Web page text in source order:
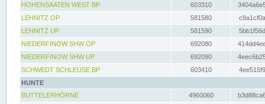
HOHENSAATEN WEST BP
603310
LEHNITZ OP
581580
LEHNITZ UP
581590
NIEDERFINOW SHW OP
692080
NIEDERFINOW SHW UP
692090
SCHWEDT SCHLEUSE BP
603410
HUNTE
BUTTELERHÖRNE
4960060